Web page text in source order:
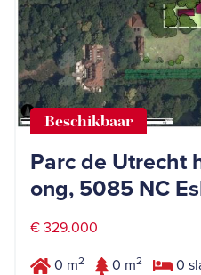
Beschikbaar
Parc de Utrecht
ong, 5085 NC
€ 329.000
0 m2 0 m2 0